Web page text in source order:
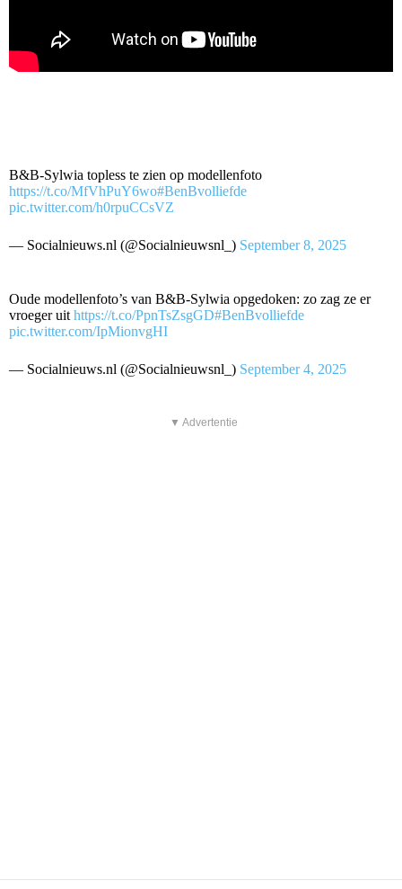
B&B-Sylwia topless te zien op modellenfoto
https://t.co/MfVhPuY6wo#BenBvolliefde
pic.twitter.com/h0rpuCCsVZ
— Socialnieuws.nl (@Socialnieuwsnl_) September 8, 2025
Oude modellenfoto’s van B&B-Sylwia opgedoken: zo zag ze er
vroeger uit https://t.co/PpnTsZsgGD#BenBvolliefde
pic.twitter.com/IpMionvgHI
— Socialnieuws.nl (@Socialnieuwsnl_) September 4, 2025
▼ Advertentie